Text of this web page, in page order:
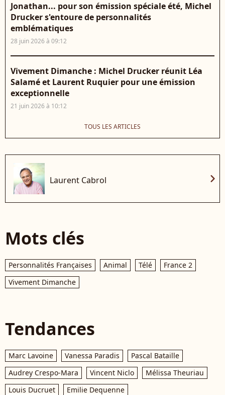
Jonathan... pour son émission spéciale été, Michel
Drucker s'entoure de personnalités
emblématiques
28 juin 2026 à 09:12
Vivement Dimanche : Michel Drucker réunit Léa
Salamé et Laurent Ruquier pour une émission
exceptionnelle
21 juin 2026 à 10:12
TOUS LES ARTICLES
Laurent Cabrol chevron_right
Mots clés
Personnalités Françaises Animal Télé
France 2
Vivement Dimanche
Tendances
Marc Lavoine Vanessa Paradis
Pascal Bataille
Audrey Crespo-Mara
Vincent Niclo
Mélissa Theuriau
Louis Ducruet
Emilie Dequenne